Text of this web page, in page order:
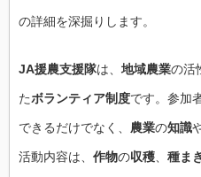
の詳細を深掘りします。
JA援農支援隊は、 地域農業の活
たボランティア制度です。参加
できるだけでなく、 農業の知識
活動内容は、 作物の収穫 種ま